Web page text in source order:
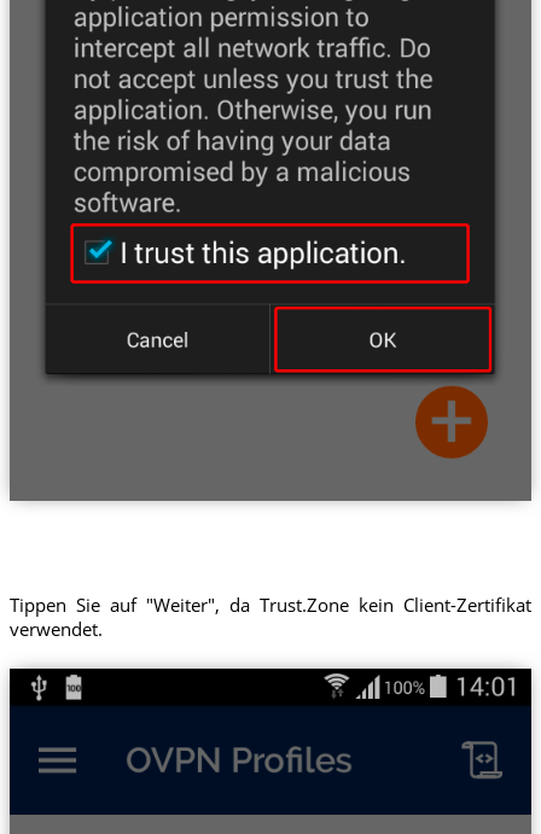
Tippen Sie auf "Weiter", da Trust.Zone kein Client-Zertifikat
verwendet.